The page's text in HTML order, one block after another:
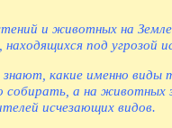
и животных на
под угрозой
какие именно
собирать, а на
исчезающих видов.